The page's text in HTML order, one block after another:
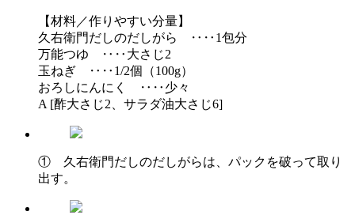
【材料／作りやすい分量】
久右衛門だしのだしがら ‥‥1包分
万能つゆ ‥‥大さじ2
玉ねぎ ‥‥1/2個（100g）
おろしにんにく ‥‥少々
A [酢大さじ2、サラダ油大さじ6]
① 久右衛門だしのだしがらは、パックを破って取り
出す。